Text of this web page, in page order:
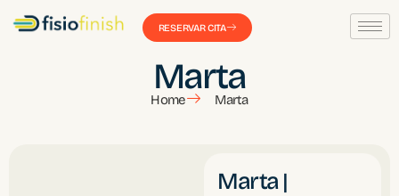
RESERVAR CITA
Marta
Home Marta
Marta |